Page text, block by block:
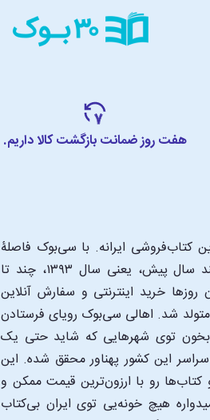
هفت روز ضمانت بازگشت کالا داریم.
کتاب‌فروشی ایرانه. با سی‌بوک فاصلۀ
شما تا یک کتابفروشی بزرگ و پروپیمون تنها به اندازۀ یک کلیک شده. چند سال پیش، یعنی سال ۱۳۹۳، چند تا
خرید اینترنتی و سفارش آنلاین
شد. اهالی سی‌بوک رویای فرستادن
توی شهرهایی که شاید حتی یک
این کشور پهناور محقق شده. این
کتاب‌ها رو با ارزون‌ترین قیمت ممکن و
هیچ خونه‌یی توی ایران بی‌کتاب